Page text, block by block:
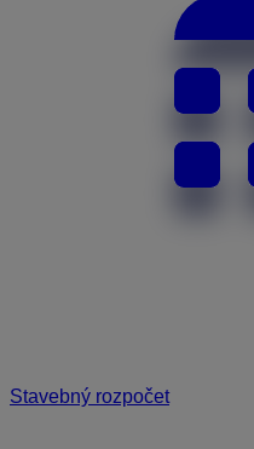
Stavebný rozpočet